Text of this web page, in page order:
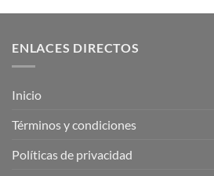
ENLACES DIRECTOS
Inicio
Términos y condiciones
Políticas de privacidad